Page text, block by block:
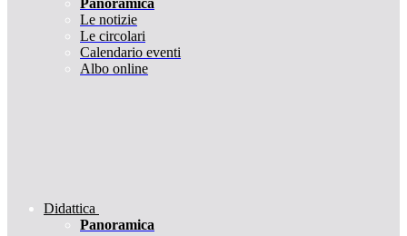
Panoramica
Le notizie
Le circolari
Calendario eventi
Albo online
Didattica
Panoramica